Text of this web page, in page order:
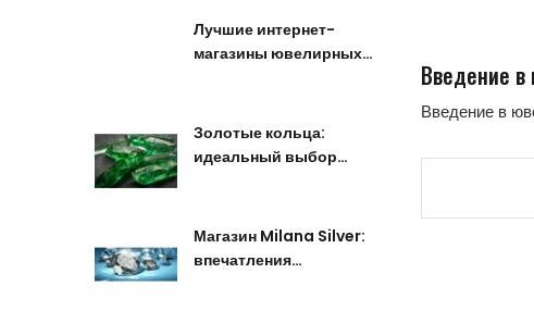
Лучшие интернет-
магазины ювелирных…
Золотые кольца:
идеальный выбор…
Магазин Milana Silver:
впечатления…
Введение
Введение в